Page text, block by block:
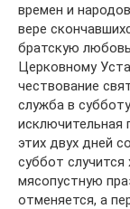
времен и
вере
братскую
Церковному
чествование
служба в
исключительная
этих двух дней
суббот
мясопустную
отменяется, а